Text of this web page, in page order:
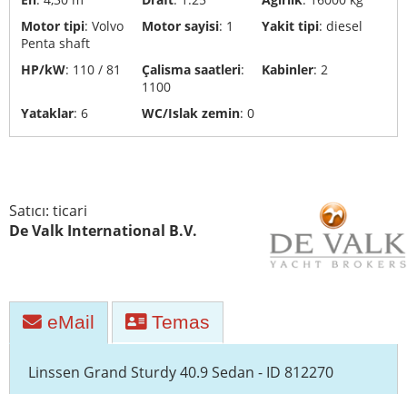
Yat
geri
dönüşümü
Yat
Motor tipi: Volvo
Penta shaft
Motor sayisi: 1 Yakit tipi: diesel
HP/kW: 110 / 81 Çalisma saatleri:
1100
Kabinler: 2
Yataklar: 6 WC/Islak zemin: 0
Satıcı: ticari
De Valk International B.V.
eMail Temas
Linssen Grand Sturdy 40.9 Sedan - ID 812270